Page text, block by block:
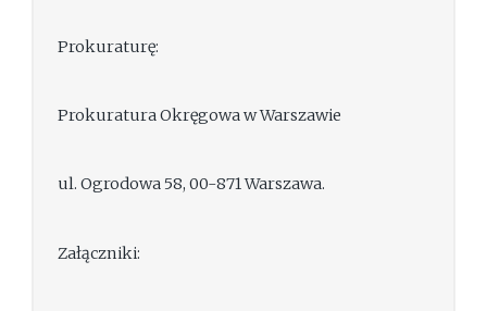
Prokuraturę:
Prokuratura Okręgowa w Warszawie
ul. Ogrodowa 58, 00-871 Warszawa.
Załączniki: